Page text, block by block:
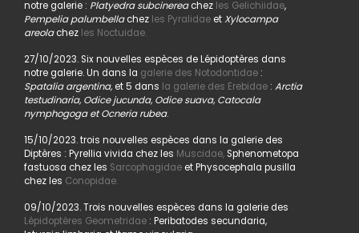
notre galerie : Platyedra subcinereachez les Gelichiidae,
Pempelia palumbellachez les PyralidaeetXylocampa
areolachez les Noctuidae.
27/10/2023. Six nouvelles espèces de Lépidoptères dans
notre galerie. Un dans la galerie des Notodontidae:
Spatalia argentina, et 5 dans la galerie des Erebidae: Arctia
testudinaria, Odice jucunda, Odice suava, Catocala
nymphogoga et Ocneria rubea.
15/10/2023. trois nouvelles espèces dans la galerie des
Diptères : Pyrellia vivida chez les Muscidae,Sphenometopa
fastuosa chez les Sarcophagidaeet Physocephala pusilla
chez les Conopidae.
09/10/2023. Trois nouvelles espèces dans la galerie des
Lépidoptères Geometridae: Peribatodes secundaria,